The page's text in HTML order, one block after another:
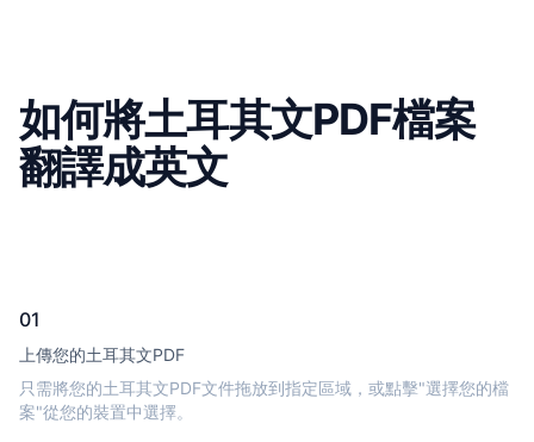
如何將土耳其文PDF檔案
翻譯成英文
01
上傳您的土耳其文PDF
只需將您的土耳其文PDF文件拖放到指定區域，或點擊"選擇您的檔
案"從您的裝置中選擇。